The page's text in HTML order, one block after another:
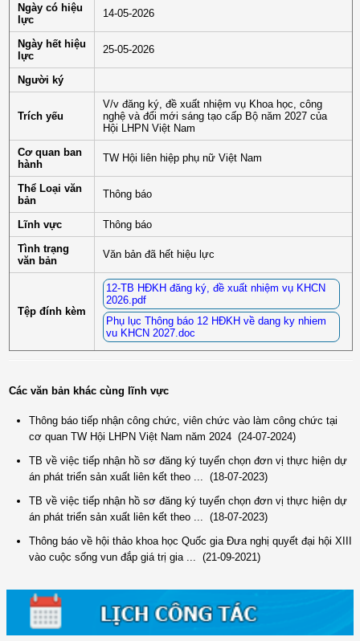
Ngày có hiệu
lực
14-05-2026
Ngày hết hiệu
lực
25-05-2026
Người ký
Trích yếu
V/v đăng ký, đề xuất nhiệm vụ Khoa học, công
nghệ và đổi mới sáng tạo cấp Bộ năm 2027 của
Hội LHPN Việt Nam
Cơ quan ban
hành
TW Hội liên hiệp phụ nữ Việt Nam
Thể Loại văn
bản
Thông báo
Lĩnh vực
Thông báo
Tình trạng
văn bản
Văn bản đã hết hiệu lực
Tệp đính kèm
12-TB HÐKH đăng ký, đề xuất nhiệm vụ KHCN
2026.pdf
Phụ lục Thông báo 12 HĐKH về dang ky nhiem
vu KHCN 2027.doc
Các văn bản khác cùng lĩnh vực
Thông báo tiếp nhận công chức, viên chức vào làm công chức tại
cơ quan TW Hội LHPN Việt Nam năm 2024 (24-07-2024)
TB về việc tiếp nhận hồ sơ đăng ký tuyển chọn đơn vị thực hiện dự
án phát triển sản xuất liên kết theo ...
(18-07-2023)
TB về việc tiếp nhận hồ sơ đăng ký tuyển chọn đơn vị thực hiện dự
án phát triển sản xuất liên kết theo ...
(18-07-2023)
Thông báo về hội thảo khoa học Quốc gia Đưa nghị quyết đại hội XIII
vào cuộc sống vun đắp giá trị gia ...
(21-09-2021)
đổi mới ...
(417/QĐ-BNNMT) Quyết định phê duyệt Chương trình mục tiêu quốc gia
xây dựng ...